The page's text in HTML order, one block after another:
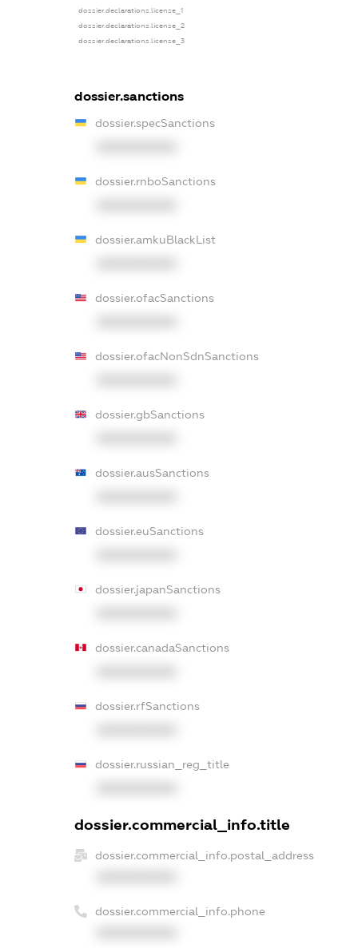
dossier.declarations.license_1
dossier.declarations.license_2
dossier.declarations.license_3
dossier.sanctions
dossier.specSanctions
dossier.rnboSanctions
dossier.amkuBlackList
dossier.ofacSanctions
dossier.ofacNonSdnSanctions
dossier.gbSanctions
dossier.ausSanctions
dossier.euSanctions
dossier.japanSanctions
dossier.canadaSanctions
dossier.rfSanctions
dossier.russian_reg_title
dossier.commercial_info.title
dossier.commercial_info.postal_address
dossier.commercial_info.phone